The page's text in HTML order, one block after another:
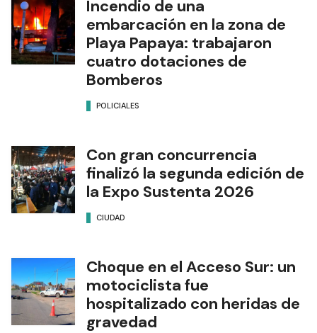
Incendio de una
embarcación en la zona de
Playa Papaya: trabajaron
cuatro dotaciones de
Bomberos
POLICIALES
Con gran concurrencia
finalizó la segunda edición de
la Expo Sustenta 2026
CIUDAD
Choque en el Acceso Sur: un
motociclista fue
hospitalizado con heridas de
gravedad